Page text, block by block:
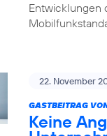
Entwicklungen
22. November
GASTBEITRAG
Keine